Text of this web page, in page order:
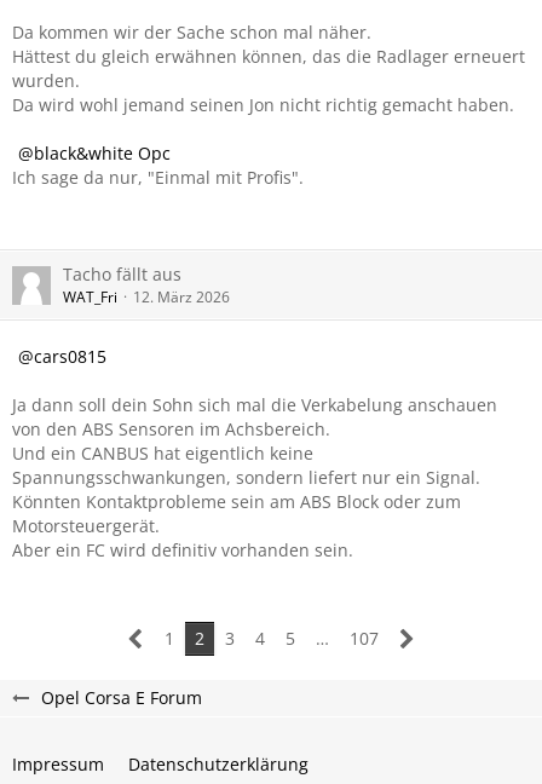
Da kommen wir der Sache schon mal näher.
Hättest du gleich erwähnen können, das die Radlager erneuert
wurden.
Da wird wohl jemand seinen Jon nicht richtig gemacht haben.
black&white Opc
Ich sage da nur, "Einmal mit Profis".
Tacho fällt aus
WAT_Fri 12. März 2026
cars0815
Ja dann soll dein Sohn sich mal die Verkabelung anschauen
von den ABS Sensoren im Achsbereich.
Und ein CANBUS hat eigentlich keine
Spannungsschwankungen, sondern liefert nur ein Signal.
Könnten Kontaktprobleme sein am ABS Block oder zum
Motorsteuergerät.
Aber ein FC wird definitiv vorhanden sein.
1 2 3 4 5 … 107
Opel Corsa E Forum
Impressum Datenschutzerklärung